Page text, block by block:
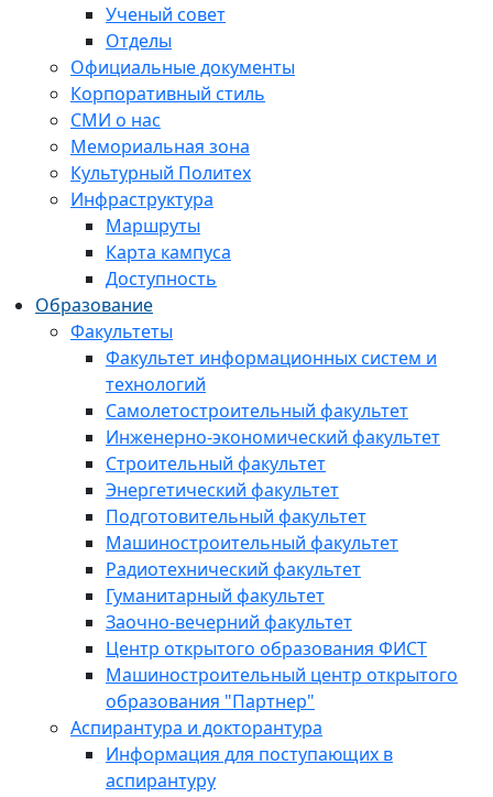
Ученый совет
Отделы
Официальные документы
Корпоративный стиль
СМИ о нас
Мемориальная зона
Культурный Политех
Инфраструктура
Маршруты
Карта кампуса
Доступность
Образование
Факультеты
Факультет информационных систем и
технологий
Самолетостроительный факультет
Инженерно-экономический факультет
Строительный факультет
Энергетический факультет
Подготовительный факультет
Машиностроительный факультет
Радиотехнический факультет
Гуманитарный факультет
Заочно-вечерний факультет
Центр открытого образования ФИСТ
Машиностроительный центр открытого
образования "Партнер"
Аспирантура и докторантура
Информация для поступающих в
аспирантуру